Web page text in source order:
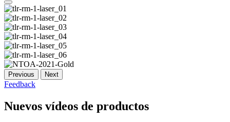
Previous Next
Feedback
Nuevos vídeos de productos